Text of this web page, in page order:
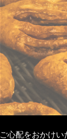
ご心配をおかけ